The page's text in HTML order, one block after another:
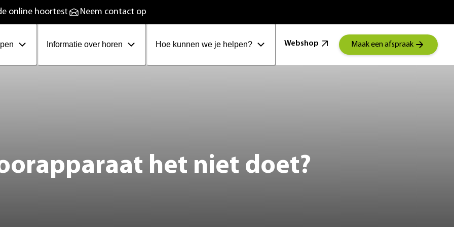
online hoortest Neem contact op
Informatie over horen Hoe kunnen we je helpen? Webshop Maak een afspraak
hoortoestellen
100 Jaar Schoonenberg
het niet doet?